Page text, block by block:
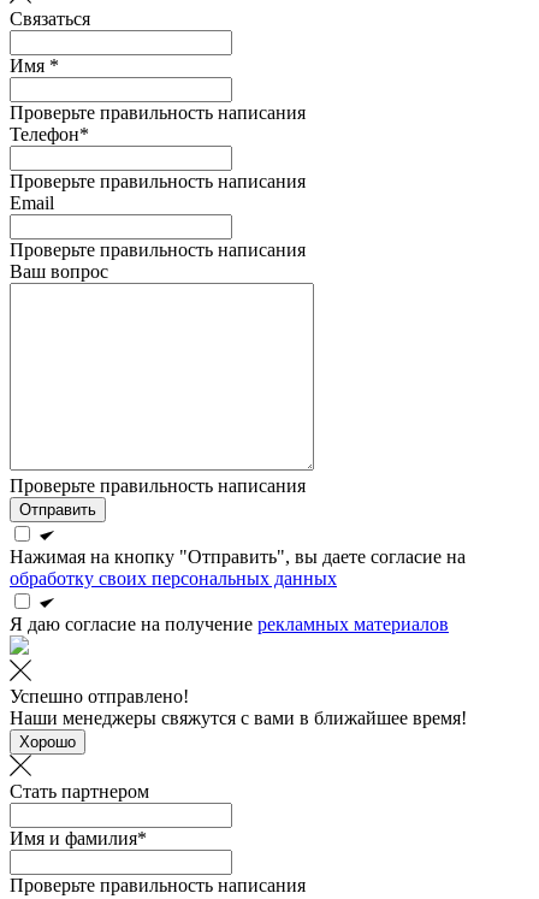
Связаться
Имя *
Проверьте правильность написания
Телефон*
Проверьте правильность написания
Email
Проверьте правильность написания
Ваш вопрос
Проверьте правильность написания
Отправить
Нажимая на кнопку "Отправить", вы даете согласие на
обработку своих персональных данных
Я даю согласие на получение рекламных материалов
Успешно отправлено!
Наши менеджеры свяжутся с вами в ближайшее время!
Хорошо
Стать партнером
Имя и фамилия*
Проверьте правильность написания